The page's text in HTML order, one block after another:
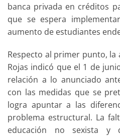
banca privada en créditos
que se espera
aumento de estudiantes
Respecto al primer punto, la
Rojas indicó que el 1 de
relación a lo anunciado
con las medidas que se
logra apuntar a las
problema estructural. La
educación no sexista y